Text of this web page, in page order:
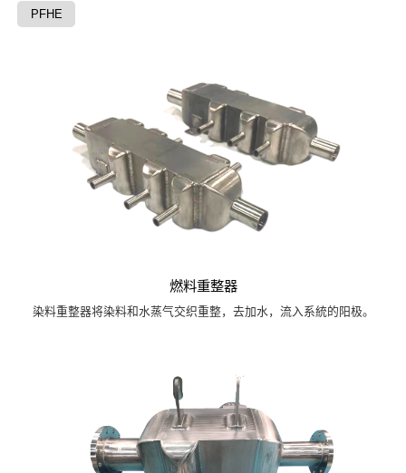
PFHE
燃料重整器
染料重整器将染料和水蒸气交织重整，去加水，流入系統的阳极。